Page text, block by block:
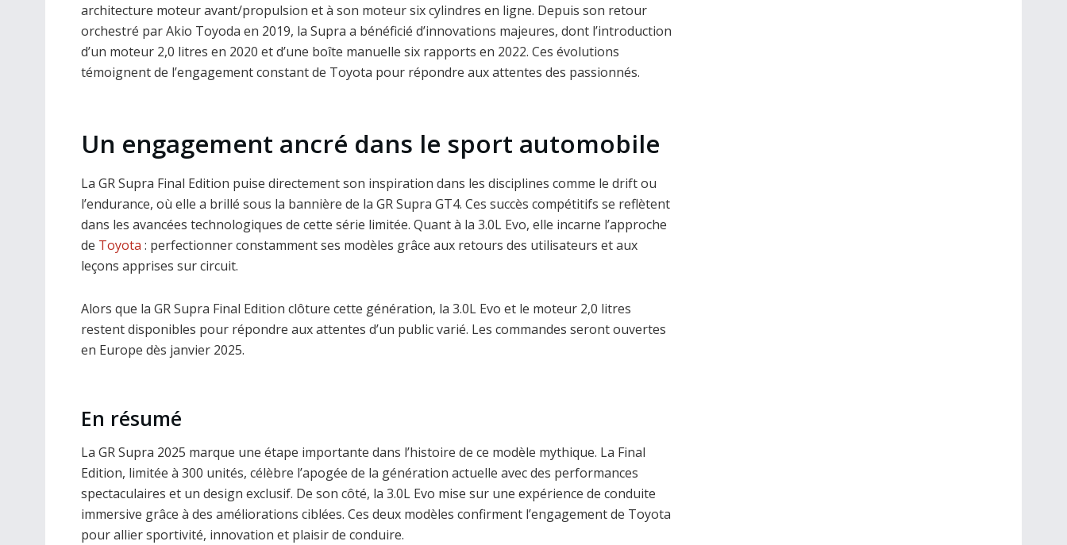
architecture moteur avant/propulsion et à son moteur six cylindres en ligne. Depuis son retour
orchestré par Akio Toyoda en 2019, la Supra a bénéficié d’innovations majeures, dont l’introduction
d’un moteur 2,0 litres en 2020 et d’une boîte manuelle six rapports en 2022. Ces évolutions
témoignent de l’engagement constant de Toyota pour répondre aux attentes des passionnés.
Un engagement ancré dans le sport automobile
La GR Supra Final Edition puise directement son inspiration dans les disciplines comme le drift ou
l’endurance, où elle a brillé sous la bannière de la GR Supra GT4. Ces succès compétitifs se reflètent
dans les avancées technologiques de cette série limitée. Quant à la 3.0L Evo, elle incarne l’approche
de Toyota : perfectionner constamment ses modèles grâce aux retours des utilisateurs et aux
leçons apprises sur circuit.
Alors que la GR Supra Final Edition clôture cette génération, la 3.0L Evo et le moteur 2,0 litres
restent disponibles pour répondre aux attentes d’un public varié. Les commandes seront ouvertes
en Europe dès janvier 2025.
En résumé
La GR Supra 2025 marque une étape importante dans l’histoire de ce modèle mythique. La Final
Edition, limitée à 300 unités, célèbre l’apogée de la génération actuelle avec des performances
spectaculaires et un design exclusif. De son côté, la 3.0L Evo mise sur une expérience de conduite
immersive grâce à des améliorations ciblées. Ces deux modèles confirment l’engagement de Toyota
pour allier sportivité, innovation et plaisir de conduire.